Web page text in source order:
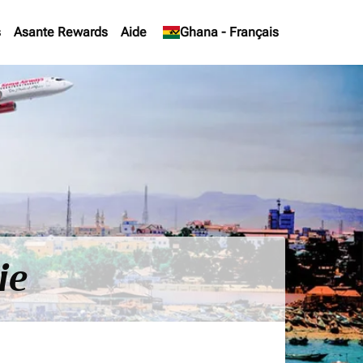
Asante Rewards Aide Ghana - Français
keyboard_arrow_down